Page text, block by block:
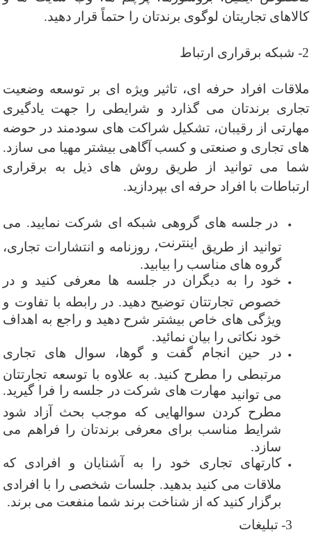
کالاهای تجاریتان لوگوی برندتان را حتماً قرار دهید.
2- شبکه برقراری ارتباط
ملاقات افراد حرفه ای، تاثیر ویژه ای بر توسعه وضعیت
تجاری برندتان می گذارد و شرایطی را جهت یادگیری
مهارتی از رقیبان، تشکیل شراکت های سودمند در حوضه
های تجاری و صنعتی و کسب آگاهی بیشتر مهیا می سازد.
شما می توانید از طریق روش های ذیل به برقراری
ارتباطات با افراد حرفه ای بپردازید.
در جلسه های گروهی شبکه ای شرکت نمایید. می
توانید از طریق اینترنت ، روزنامه و انتشارات تجاری،
گروه های مناسب را بیابید.
خود را به دیگران در جلسه ها معرفی کنید و در
خصوص تجارتتان توضیح دهید. در رابطه با تفاوت و
ویژگی های خاص بیشتر شرح دهید و راجع به اهداف
خود نکاتی را بیان نمائید.
در حین انجام گفت و گوها، سوال های تجاری
مرتبطی را مطرح کنید. به علاوه با توسعه تجارتتان
می توانید مهارت های شرکت در جلسه را فرا گیرید.
مطرح کردن سوالهایی که موجب بحث آزاد شود
شرایط مناسب برای معرفی برندتان را فراهم می
سازد.
کارتهای تجاری خود را به آشنایان و افرادی که
ملاقات می کنید بدهید. جلسات شخصی را با افرادی
برگزار کنید که از شناخت برند شما منفعت می برند.
3- تبلیغات